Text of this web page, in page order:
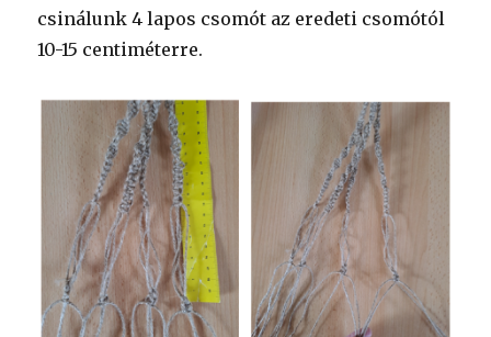
csinálunk 4 lapos csomót az eredeti csomótól
10-15 centiméterre.